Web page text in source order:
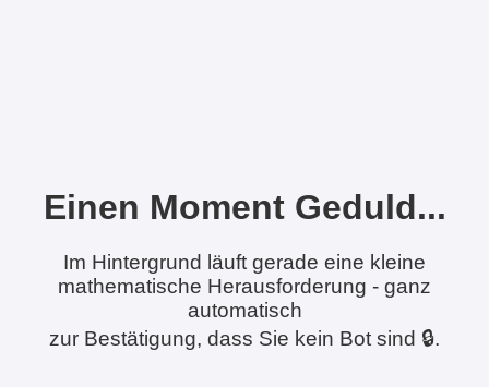
Einen Moment Geduld...
Im Hintergrund läuft gerade eine kleine
mathematische Herausforderung - ganz
automatisch
zur Bestätigung, dass Sie kein Bot sind 🔒.